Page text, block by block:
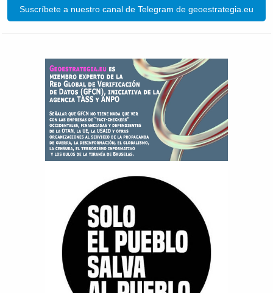
Suscríbete a nuestro canal de Telegram de geoestrategia.eu